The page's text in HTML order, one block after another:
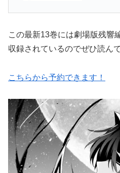
この最新13巻には劇場版残響
収録されているのでぜひ読ん
こちらから予約できます！